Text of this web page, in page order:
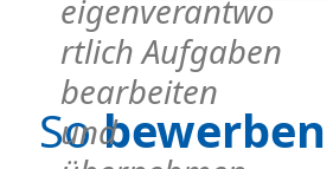
eigenverantwo
rtlich Aufgaben
bearbeiten
und
Sobewerben